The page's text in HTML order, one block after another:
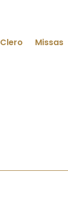
Clero Missas